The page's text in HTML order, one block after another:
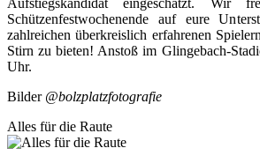
Schützenfestwochenende auf eure
zahlreichen überkreislich erfahrenen
Stirn zu bieten! Anstoß im Glingebach-
Uhr.
Bilder @bolzplatzfotografie
Alles für die Raute